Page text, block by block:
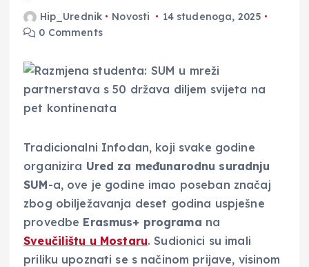
Hip_Urednik Novosti
14 studenoga, 2025
0 Comments
Tradicionalni Infodan, koji svake godine
organizira Ured za međunarodnu suradnju
SUM-a, ove je godine imao poseban značaj
zbog obilježavanja deset godina uspješne
provedbe Erasmus+ programa na
Sveučilištu u Mostaru. Sudionici su imali
priliku upoznati se s načinom prijave, visinom